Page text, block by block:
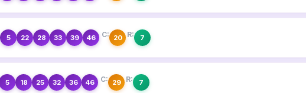
5 22 28 33 39 46 C: 20 R: 7
5 18 25 32 36 46 C: 29 R: 7